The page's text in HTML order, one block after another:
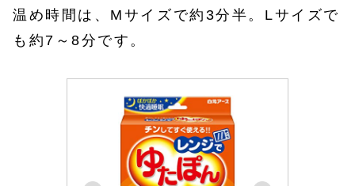
温め時間は、Mサイズで約3分半。Lサイズで
も約7～8分です。